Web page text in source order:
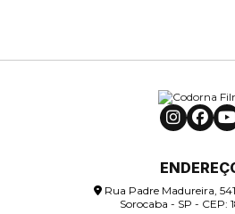
Rua Padre Madureira,
Sorocaba - SP - CEP: